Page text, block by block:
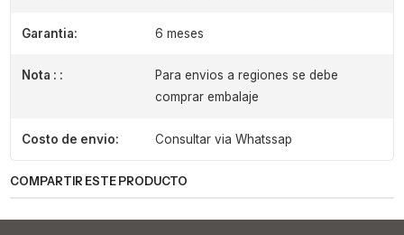
Garantia: 6 meses
Nota : :
Para envios a regiones se debe
comprar embalaje
Costo de envio: Consultar via Whatssap
COMPARTIR ESTE PRODUCTO